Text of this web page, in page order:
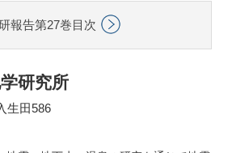
報告第27巻目次
研究所
生田586